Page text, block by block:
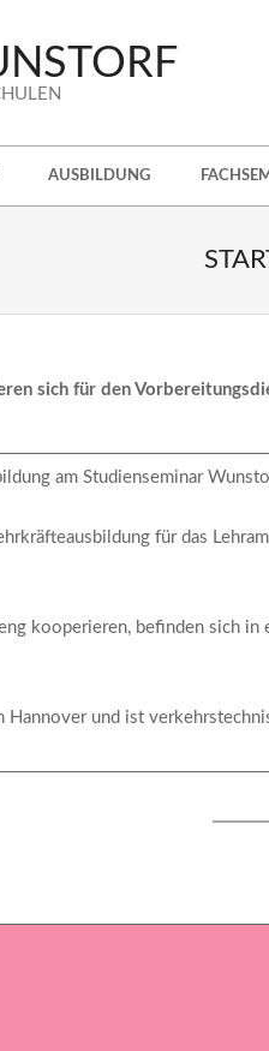
AUSBILDUNG
sich für den
am Studienseminar
für das
eng kooperieren, befinden
und ist